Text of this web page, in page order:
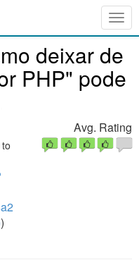
deixar de
PHP" pode
)
Avg. Rating